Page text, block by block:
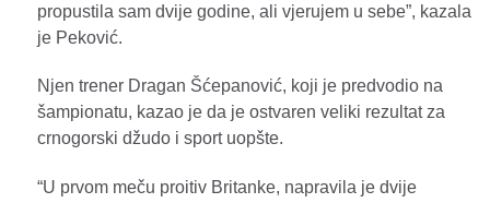
propustila sam dvije godine, ali vjerujem u sebe”, kazala
je Peković.
Njen trener Dragan Šćepanović, koji je predvodio na
šampionatu, kazao je da je ostvaren veliki rezultat za
crnogorski džudo i sport uopšte.
“U prvom meču proitiv Britanke, napravila je dvije